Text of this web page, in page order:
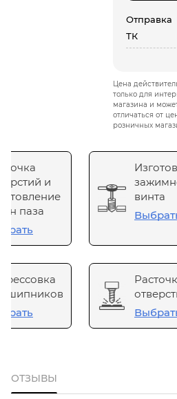
Отправка
ТК
Цена
только для
магазина и
отличаться от
розничных
и
паза
винта
ОТЗЫВЫ